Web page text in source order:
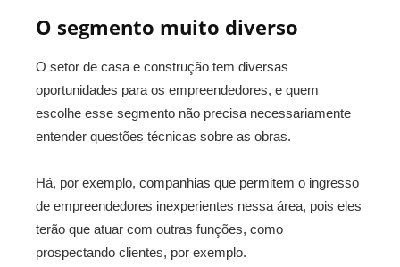
O segmento muito diverso
O setor de casa e construção tem diversas
oportunidades para os empreendedores, e quem
escolhe esse segmento não precisa necessariamente
entender questões técnicas sobre as obras.
Há, por exemplo, companhias que permitem o ingresso
de empreendedores inexperientes nessa área, pois eles
terão que atuar com outras funções, como
prospectando clientes, por exemplo.